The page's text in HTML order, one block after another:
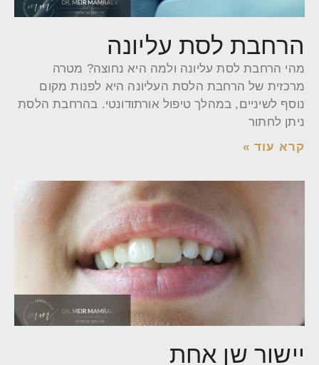
הרחבת לסת עליונה
מהי הרחבת לסת עליונה ולמה היא נחוצה? מטרה
מרכזית של הרחבת הלסת העליונה היא לפנות מקום
נוסף לשיניים, במהלך טיפול אורתודונטי. בהרחבת הלסת
ניתן לחתור
קרא עוד »
יישור שן אחת